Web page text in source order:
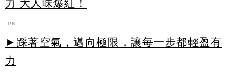
力 大人味爆紅！
PR
►踩著空氣，邁向極限，讓每一步都輕盈有
力